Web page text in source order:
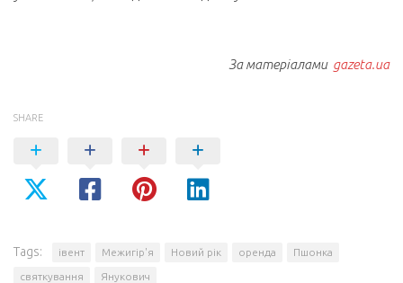
За матеріалами gazeta.ua
SHARE
Tags: івент Межигір'я Новий рік оренда Пшонка
святкування Янукович